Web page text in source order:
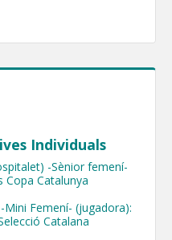
Individuals
-Sènior femení-
Copa Catalunya
Mini Femení- (jugadora):
Catalana